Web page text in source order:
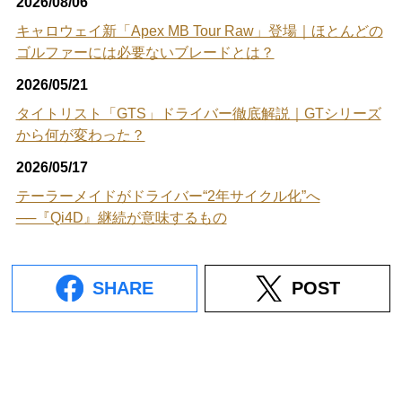
キャロウェイ新「Apex MB Tour Raw」登場｜ほとんどの
ゴルファーには必要ないブレードとは？
2026/05/21
タイトリスト「GTS」ドライバー徹底解説｜GTシリーズ
から何が変わった？
2026/05/17
テーラーメイドがドライバー“2年サイクル化”へ
──『Qi4D』継続が意味するもの
SHARE POST